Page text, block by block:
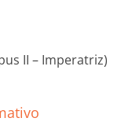
II – Imperatriz)